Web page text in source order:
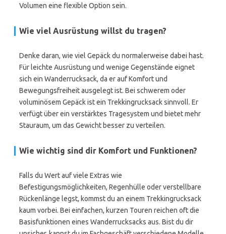
Volumen eine flexible Option sein.
Wie viel Ausrüstung willst du tragen?
Denke daran, wie viel Gepäck du normalerweise dabei hast.
Für leichte Ausrüstung und wenige Gegenstände eignet
sich ein Wanderrucksack, da er auf Komfort und
Bewegungsfreiheit ausgelegt ist. Bei schwerem oder
voluminösem Gepäck ist ein Trekkingrucksack sinnvoll. Er
verfügt über ein verstärktes Tragesystem und bietet mehr
Stauraum, um das Gewicht besser zu verteilen.
Wie wichtig sind dir Komfort und Funktionen?
Falls du Wert auf viele Extras wie
Befestigungsmöglichkeiten, Regenhülle oder verstellbare
Rückenlänge legst, kommst du an einem Trekkingrucksack
kaum vorbei. Bei einfachen, kurzen Touren reichen oft die
Basisfunktionen eines Wanderrucksacks aus. Bist du dir